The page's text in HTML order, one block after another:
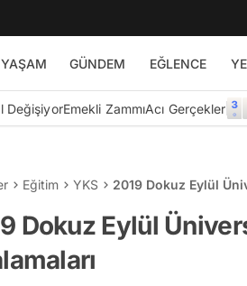
GÜNDEM EĞLENCE
DeğişiyorEmekli ZammıAcı Gerçekler
Eğitim YKS 2019 Dokuz Eylül
Dokuz Eylül